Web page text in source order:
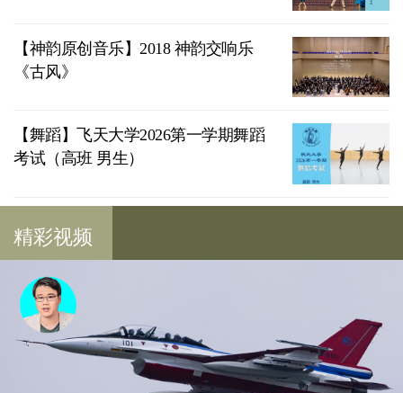
【神韵原创音乐】2018 神韵交响乐
《古风》
【舞蹈】飞天大学2026第一学期舞蹈
考试（高班 男生）
精彩视频